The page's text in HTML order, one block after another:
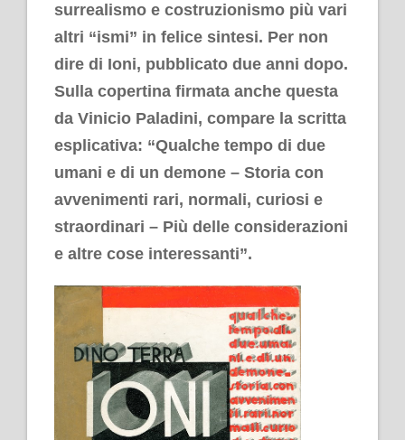
surrealismo e costruzionismo più vari
altri “ismi” in felice sintesi. Per non
dire di Ioni, pubblicato due anni dopo.
Sulla copertina firmata anche questa
da Vinicio Paladini, compare la scritta
esplicativa: “Qualche tempo di due
umani e di un demone – Storia con
avvenimenti rari, normali, curiosi e
straordinari – Più delle considerazioni
e altre cose interessanti”.